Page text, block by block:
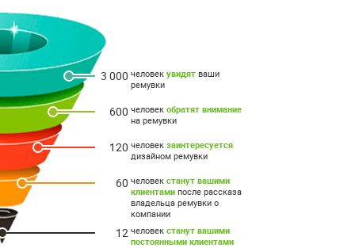
3 000 человек увидят ваши
ремувки
600 человек обратят внимание
на ремувки
120 человек заинтересуется
дизайном ремувки
60 человек станут вашими
клиентами после рассказа
владельца ремувки о
компании
12 человек станут вашими
постоянными клиентами